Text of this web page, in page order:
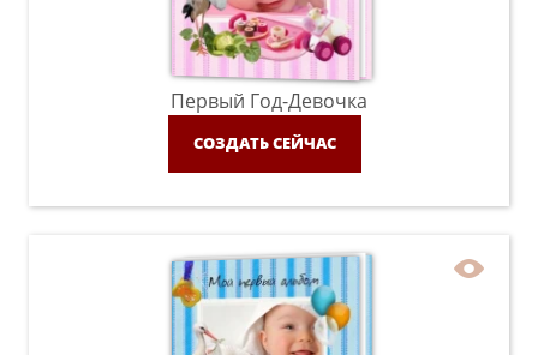
Первый Год-Девочка
СОЗДАТЬ СЕЙЧАС